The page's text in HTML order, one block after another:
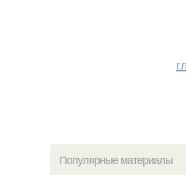
Популярные материалы